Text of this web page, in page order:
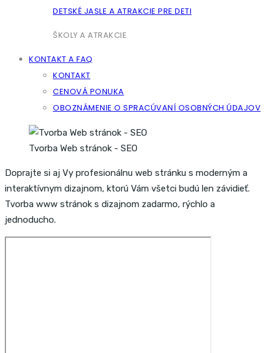
ŠKOLY A ATRAKCIE
KONTAKT A FAQ
KONTAKT
CENOVÁ PONUKA
OBOZNÁMENIE O SPRACÚVANÍ OSOBNÝCH ÚDAJOV
Tvorba Web stránok - SEO
Doprajte si aj Vy profesionálnu web stránku s moderným a
interaktívnym dizajnom, ktorú Vám všetci budú len závidieť.
Tvorba www stránok s dizajnom zadarmo, rýchlo a
jednoducho.